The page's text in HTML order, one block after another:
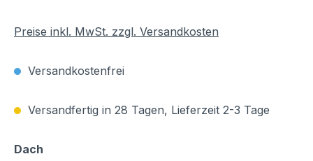
Preise inkl. MwSt. zzgl. Versandkosten
Versandkostenfrei
Versandfertig in 28 Tagen, Lieferzeit 2-3 Tage
Dach